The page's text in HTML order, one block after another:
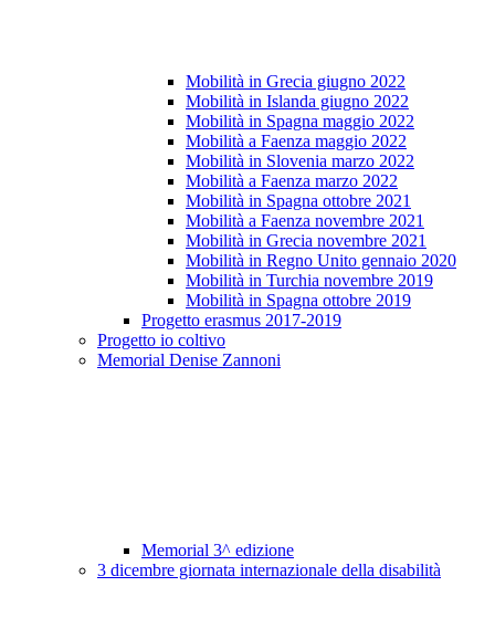
Mobilità in Grecia giugno 2022
Mobilità in Islanda giugno 2022
Mobilità in Spagna maggio 2022
Mobilità a Faenza maggio 2022
Mobilità in Slovenia marzo 2022
Mobilità a Faenza marzo 2022
Mobilità in Spagna ottobre 2021
Mobilità a Faenza novembre 2021
Mobilità in Grecia novembre 2021
Mobilità in Regno Unito gennaio 2020
Mobilità in Turchia novembre 2019
Mobilità in Spagna ottobre 2019
Progetto erasmus 2017-2019
Progetto io coltivo
Memorial Denise Zannoni
Memorial 3^ edizione
3 dicembre giornata internazionale della disabilità